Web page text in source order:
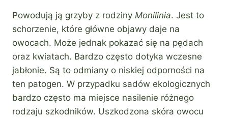
Powodują ją grzyby z rodziny Monilinia. Jest to
schorzenie, które główne objawy daje na
owocach. Może jednak pokazać się na pędach
oraz kwiatach. Bardzo często dotyka wczesne
jabłonie. Są to odmiany o niskiej odporności na
ten patogen. W przypadku sadów ekologicznych
bardzo często ma miejsce nasilenie różnego
rodzaju szkodników. Uszkodzona skóra owocu